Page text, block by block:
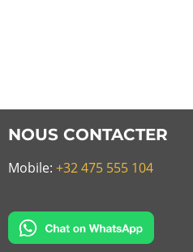
NOUS CONTACTER
Mobile: +32 475 555 104